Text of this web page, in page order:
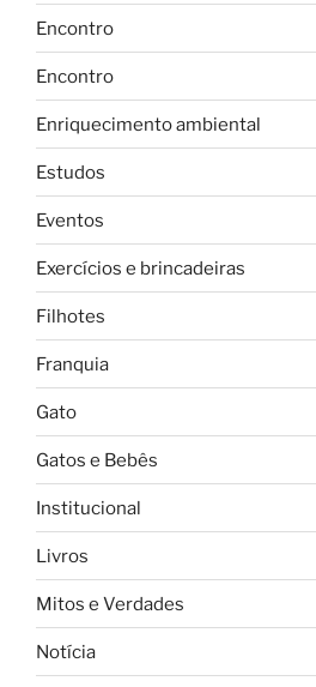
Encontro
Encontro
Enriquecimento ambiental
Estudos
Eventos
Exercícios e brincadeiras
Filhotes
Franquia
Gato
Gatos e Bebês
Institucional
Livros
Mitos e Verdades
Notícia